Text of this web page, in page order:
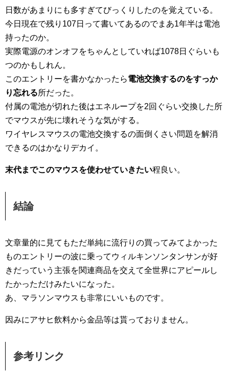
日数があまりにも多すぎてびっくりしたのを覚えている。
今日現在で残り107日って書いてあるのでまあ1年半は電池
持ったのか。
実際電源のオンオフをちゃんとしていれば1078日ぐらいも
つのかもしれん。
このエントリーを書かなかったら電池交換するのをすっか
り忘れる所だった。
付属の電池が切れた後はエネループを2回ぐらい交換した所
でマウスが先に壊れそうな気がする。
ワイヤレスマウスの電池交換するの面倒くさい問題を解消
できるのはかなりデカイ。
末代までこのマウスを使わせていきたい程良い。
結論
文章量的に見てもただ単純に流行りの買ってみてよかった
ものエントリーの波に乗ってウィルキンソンタンサンが好
きだっていう主張を関連商品を交えて全世界にアピールし
たかっただけみたいになった。
あ、マラソンマウスも非常にいいものです。
因みにアサヒ飲料から金品等は貰っておりません。
参考リンク